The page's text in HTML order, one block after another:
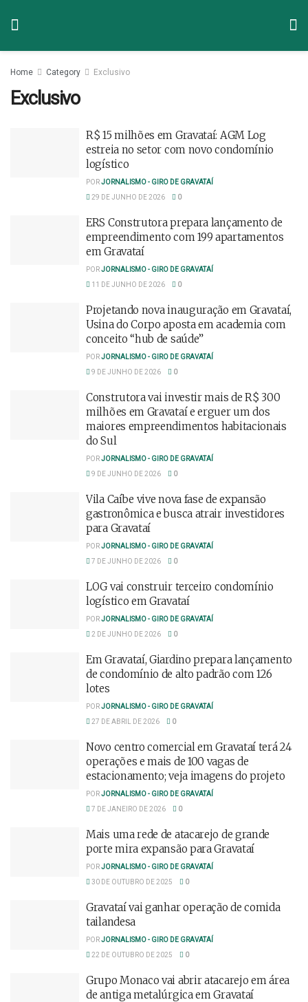
Home Category Exclusivo
Exclusivo
R$ 15 milhões em Gravataí: AGM Log
estreia no setor com novo condomínio
logístico
PORJORNALISMO - GIRO DE GRAVATAÍ
29 DE JUNHO DE 2026
0
ERS Construtora prepara lançamento de
empreendimento com 199 apartamentos
em Gravataí
PORJORNALISMO - GIRO DE GRAVATAÍ
11 DE JUNHO DE 2026
0
Projetando nova inauguração em Gravataí,
Usina do Corpo aposta em academia com
conceito “hub de saúde”
PORJORNALISMO - GIRO DE GRAVATAÍ
9 DE JUNHO DE 2026
0
Construtora vai investir mais de R$ 300
milhões em Gravataí e erguer um dos
maiores empreendimentos habitacionais
do Sul
PORJORNALISMO - GIRO DE GRAVATAÍ
9 DE JUNHO DE 2026
0
Vila Caíbe vive nova fase de expansão
gastronômica e busca atrair investidores
para Gravataí
PORJORNALISMO - GIRO DE GRAVATAÍ
7 DE JUNHO DE 2026
0
LOG vai construir terceiro condomínio
logístico em Gravataí
PORJORNALISMO - GIRO DE GRAVATAÍ
2 DE JUNHO DE 2026
0
Em Gravataí, Giardino prepara lançamento
de condomínio de alto padrão com 126
lotes
PORJORNALISMO - GIRO DE GRAVATAÍ
27 DE ABRIL DE 2026
0
Novo centro comercial em Gravataí terá 24
operações e mais de 100 vagas de
estacionamento; veja imagens do projeto
PORJORNALISMO - GIRO DE GRAVATAÍ
7 DE JANEIRO DE 2026
0
Mais uma rede de atacarejo de grande
porte mira expansão para Gravataí
PORJORNALISMO - GIRO DE GRAVATAÍ
30 DE OUTUBRO DE 2025
0
Gravataí vai ganhar operação de comida
tailandesa
PORJORNALISMO - GIRO DE GRAVATAÍ
22 DE OUTUBRO DE 2025
0
Grupo Monaco vai abrir atacarejo em área
de antiga metalúrgica em Gravataí